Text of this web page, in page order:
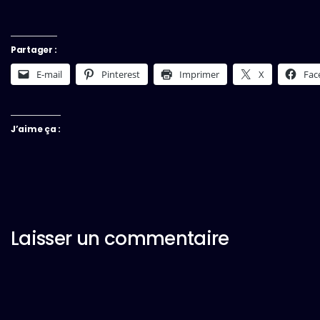
Partager :
E-mail Pinterest Imprimer X
J’aime ça :
Laisser un commentaire